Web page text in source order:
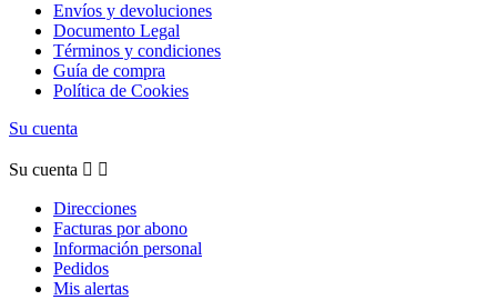
Envíos y devoluciones
Documento Legal
Términos y condiciones
Guía de compra
Política de Cookies
Su cuenta
Su cuenta  
Direcciones
Facturas por abono
Información personal
Pedidos
Mis alertas